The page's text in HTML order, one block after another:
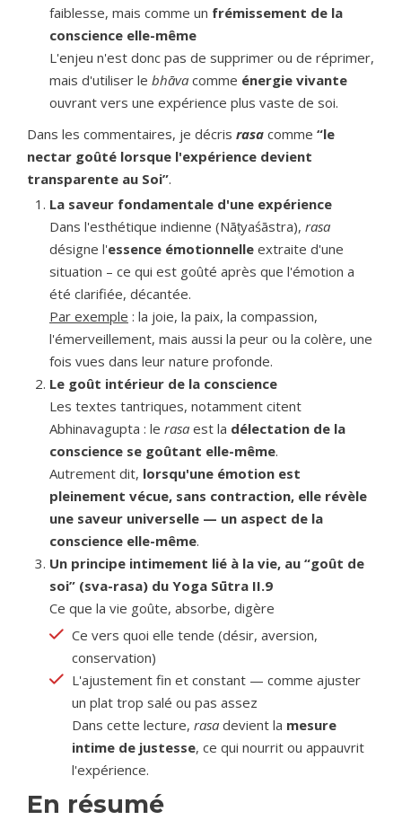
faiblesse, mais comme un frémissement de la
conscience elle-même
L'enjeu n'est donc pas de supprimer ou de réprimer,
mais d'utiliser le bhāva comme énergie vivante
ouvrant vers une expérience plus vaste de soi.
Dans les commentaires, je décris rasa comme “le
nectar goûté lorsque l'expérience devient
transparente au Soi”.
La saveur fondamentale d'une expérience
Dans l'esthétique indienne (Nāṭyaśāstra), rasa
désigne l'essence émotionnelle extraite d'une
situation – ce qui est goûté après que l'émotion a
été clarifiée, décantée.
Par exemple : la joie, la paix, la compassion,
l'émerveillement, mais aussi la peur ou la colère, une
fois vues dans leur nature profonde.
Le goût intérieur de la conscience
Les textes tantriques, notamment citent
Abhinavagupta : le rasa est la délectation de la
conscience se goûtant elle-même.
Autrement dit, lorsqu'une émotion est
pleinement vécue, sans contraction, elle révèle
une saveur universelle — un aspect de la
conscience elle-même.
Un principe intimement lié à la vie, au “goût de
soi” (sva-rasa) du Yoga Sūtra II.9
Ce que la vie goûte, absorbe, digère
Ce vers quoi elle tende (désir, aversion,
conservation)
L'ajustement fin et constant — comme ajuster
un plat trop salé ou pas assez
Dans cette lecture, rasa devient la mesure
intime de justesse, ce qui nourrit ou appauvrit
l'expérience.
En résumé